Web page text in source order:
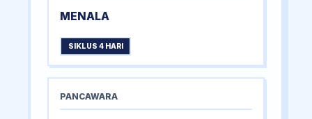
MENALA
SIKLUS 4 HARI
PANCAWARA